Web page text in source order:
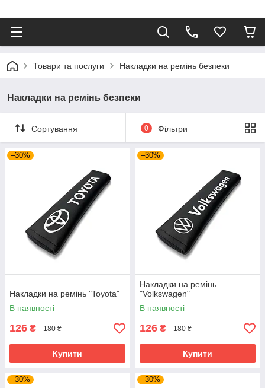
Товари та послуги Накладки на ремінь безпеки
Накладки на ремінь безпеки
Сортування 0 Фільтри
–30%
Накладки на ремінь "Toyota"
В наявності
126 ₴ 180 ₴
Купити
–30%
Накладки на ремінь
"Volkswagen"
В наявності
126 ₴ 180 ₴
Купити
–30% –30%